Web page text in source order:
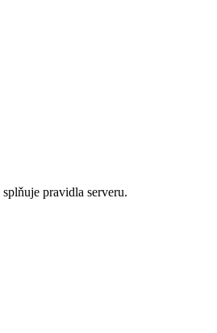
pravidla serveru.